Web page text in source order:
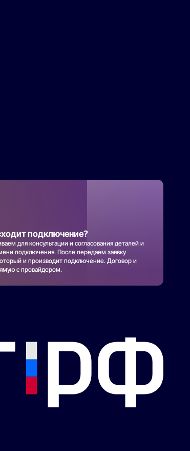
подключение?
для консультации и согласования деталей и
подключения. После передаем заявку
и производит подключение. Договор и
с провайдером.